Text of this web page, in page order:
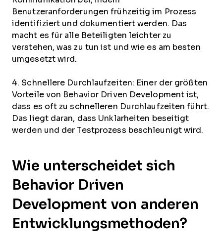
Benutzeranforderungen frühzeitig im Prozess
identifiziert und dokumentiert werden. Das
macht es für alle Beteiligten leichter zu
verstehen, was zu tun ist und wie es am besten
umgesetzt wird.
4. Schnellere Durchlaufzeiten: Einer der größten
Vorteile von Behavior Driven Development ist,
dass es oft zu schnelleren Durchlaufzeiten führt.
Das liegt daran, dass Unklarheiten beseitigt
werden und der Testprozess beschleunigt wird.
Wie unterscheidet sich
Behavior Driven
Development von anderen
Entwicklungsmethoden?